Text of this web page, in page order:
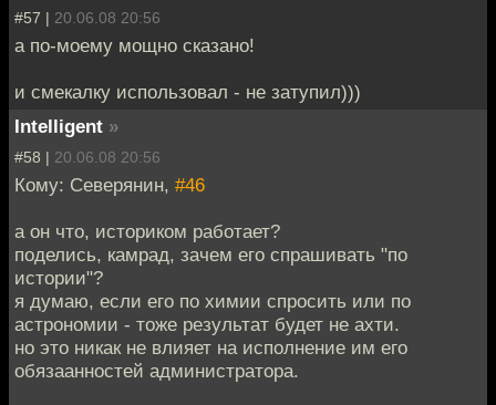
#57 | 20.06.08 20:56
а по-моему мощно сказано!
и смекалку использовал - не затупил)))
Intelligent »
#58 | 20.06.08 20:56
Кому: Северянин, #46
а он что, историком работает?
поделись, камрад, зачем его спрашивать "по
истории"?
я думаю, если его по химии спросить или по
астрономии - тоже результат будет не ахти.
но это никак не влияет на исполнение им его
обязаанностей администратора.